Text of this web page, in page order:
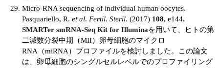
Micro-RNA sequencing of individual human oocytes.
Pasquariello, R. et al. Fertil. Steril. (2017) 108, e144.
SMARTer smRNA-Seq Kit for Illuminaを用いて、ヒトの第
二減数分裂中期（MII）卵母細胞のマイクロ
RNA（miRNA）プロファイルを検討しました。この論文
は、卵母細胞のシングルセルレベルでのプロファイリング